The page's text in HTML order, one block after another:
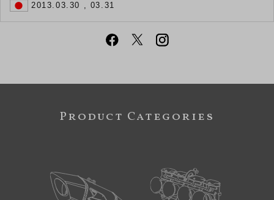
2013.03.30 , 03.31
Product Categories